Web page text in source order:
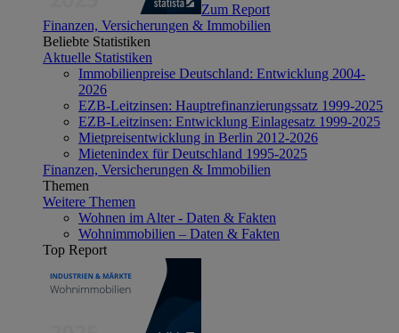
Zum Report
Finanzen, Versicherungen & Immobilien
Beliebte Statistiken
Aktuelle Statistiken
Immobilienpreise Deutschland: Entwicklung 2004-
2026
EZB-Leitzinsen: Hauptrefinanzierungssatz 1999-2025
EZB-Leitzinsen: Entwicklung Einlagesatz 1999-2025
Mietpreisentwicklung in Berlin 2012-2026
Mietenindex für Deutschland 1995-2025
Finanzen, Versicherungen & Immobilien
Themen
Weitere Themen
Wohnen im Alter - Daten & Fakten
Wohnimmobilien – Daten & Fakten
Top Report